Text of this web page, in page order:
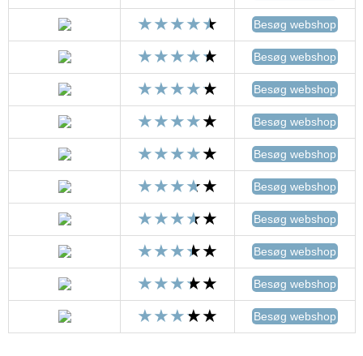
Besøg webshop
Besøg webshop
Besøg webshop
Besøg webshop
Besøg webshop
Besøg webshop
Besøg webshop
Besøg webshop
Besøg webshop
Besøg webshop